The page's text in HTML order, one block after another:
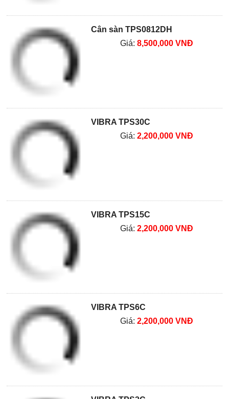
Cân sàn TPS0812DH
Giá: 8,500,000 VNĐ
VIBRA TPS30C
Giá: 2,200,000 VNĐ
VIBRA TPS15C
Giá: 2,200,000 VNĐ
VIBRA TPS6C
Giá: 2,200,000 VNĐ